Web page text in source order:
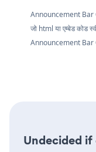
Announcement Bar
जो html या एम्बेड कोड
Announcement Bar
Undecided